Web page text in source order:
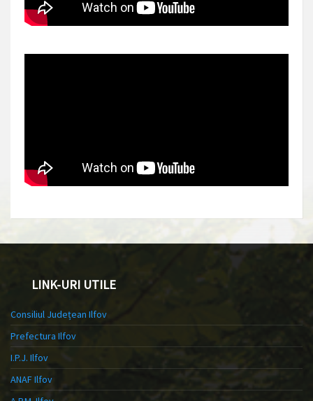
LINK-URI UTILE
Consiliul Județean Ilfov
Prefectura Ilfov
I.P.J. Ilfov
ANAF Ilfov